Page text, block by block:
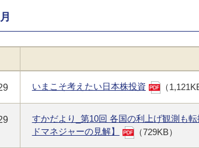
いまこそ考えたい日本株投資 （
すかだより_第10回 各国の利上げ観測も
ドマネジャーの見解】
（729KB）